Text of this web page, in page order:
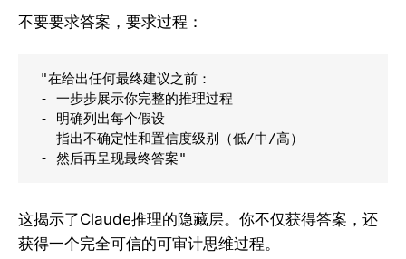
不要要求答案，要求过程：
"在给出任何最终建议之前：
- 一步步展示你完整的推理过程
- 明确列出每个假设
- 指出不确定性和置信度级别（低/中/高）
这揭示了Claude推理的隐藏层。你不仅获得答案，还
获得一个完全可信的可审计思维过程。